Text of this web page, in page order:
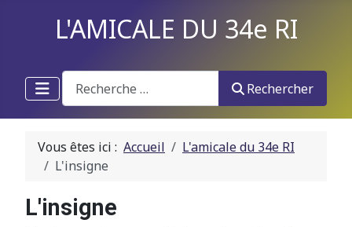
L'AMICALE DU 34e RI
Recherche
Rechercher
Vous êtes ici : Accueil
L'amicale du 34e RI
L'insigne
L'insigne